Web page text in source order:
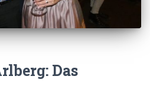
Das